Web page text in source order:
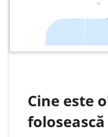
Cine este